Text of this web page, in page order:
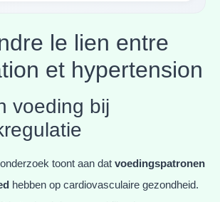
le lien entre
et hypertension
voeding bij
toont aan dat voedingspatronen
hebben op cardiovasculaire gezondheid.